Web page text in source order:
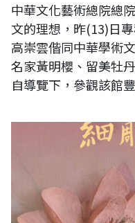
中華文化藝術總院總
文的理想，昨(13)日
高崇雲偕同中華學術
名家黃明櫻、留美牡
自導覽下，參觀該館
黃媽慶木雕畫展一細雕之趣